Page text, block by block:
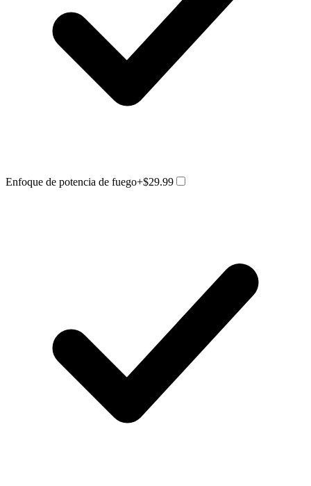
Enfoque de potencia de fuego+$29.99